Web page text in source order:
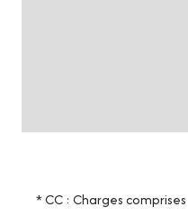
* CC : Charges comprises